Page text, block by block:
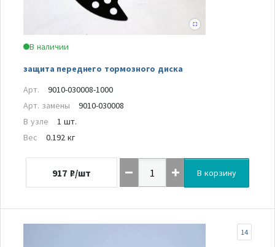
В наличии
защита переднего тормозного диска
Арт.
9010-030008-1000
Арт. замены
9010-030008
В узле
1 шт.
Вес
0.192 кг
917 ₽/шт В корзину
14